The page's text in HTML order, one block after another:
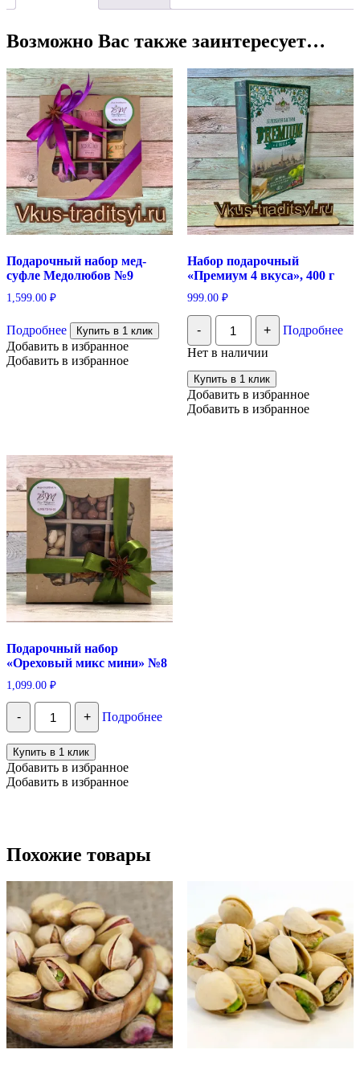
Возможно Вас также заинтересует…
Подарочный набор мед-
суфле Медолюбов №9
1,599.00 ₽
Подробнее Купить в 1 клик
Добавить в избранное
Добавить в избранное
Набор подарочный
«Премиум 4 вкуса», 400 г
999.00 ₽
-
Количество
Набор
подарочный
"Премиум
4
вкуса",
400
г
+
Подробнее
Нет в наличии
Купить в 1 клик
Добавить в избранное
Добавить в избранное
Подарочный набор
«Ореховый микс мини» №8
1,099.00 ₽
-
Количество
Подарочный
набор
"Ореховый
микс
мини"
№8
+ Подробнее
Купить в 1 клик
Добавить в избранное
Добавить в избранное
Похожие товары